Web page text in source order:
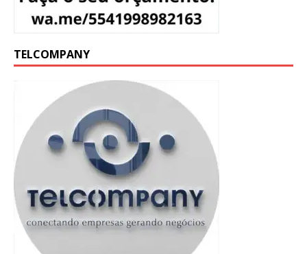
TELCOMPANY